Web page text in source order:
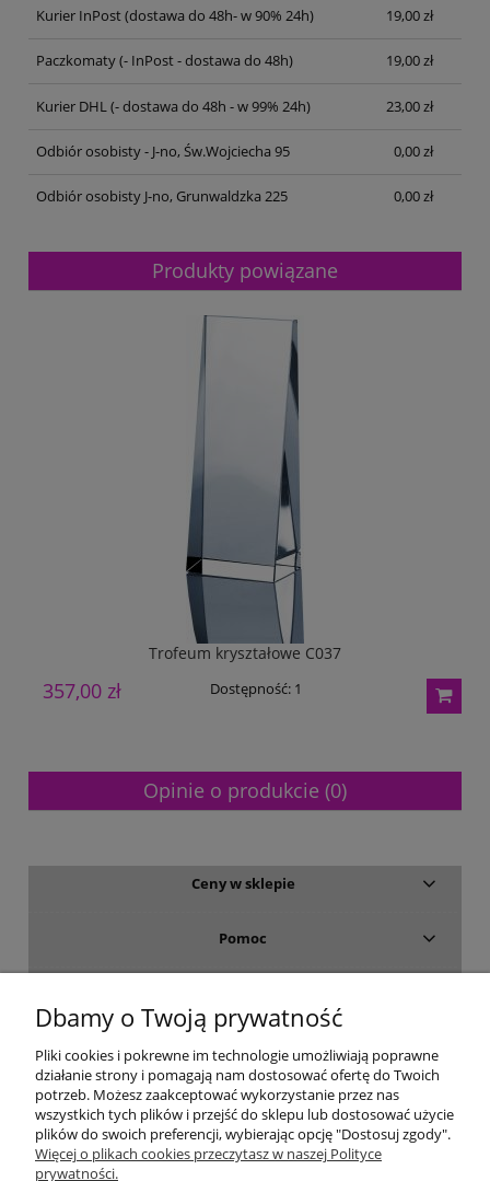
Kurier InPost(dostawa do 48h- w 90% 24h) 19,00 zł
Paczkomaty(- InPost - dostawa do 48h) 19,00 zł
Kurier DHL (- dostawa do 48h - w 99% 24h) 23,00 zł
Odbiór osobisty - J-no, Św.Wojciecha 95 0,00 zł
Odbiór osobisty J-no, Grunwaldzka 225 0,00 zł
Produkty powiązane
Trofeum kryształowe C037
357,00 zł Dostępność: 1
Opinie o produkcie (0)
Ceny w sklepie
Pomoc
Moje konto
Gwarancja i zwroty
O firmie
Dbamy o Twoją prywatność
Pliki cookies i pokrewne im technologie umożliwiają poprawne
działanie strony i pomagają nam dostosować ofertę do Twoich
potrzeb. Możesz zaakceptować wykorzystanie przez nas
wszystkich tych plików i przejść do sklepu lub dostosować użycie
plików do swoich preferencji, wybierając opcję "Dostosuj zgody".
Więcej o plikach cookies przeczytasz w naszej Polityce
prywatności.